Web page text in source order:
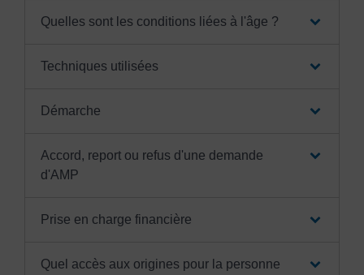
Quelles sont les conditions liées à l'âge ?
Techniques utilisées
Démarche
Accord, report ou refus d'une demande
d'AMP
Prise en charge financière
Quel accès aux origines pour la personne